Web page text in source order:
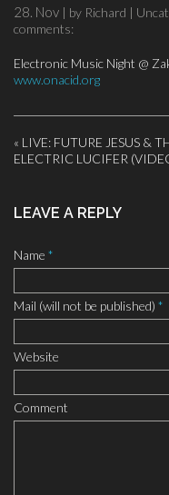
28. Nov | by Richard |
comments:
Electronic Music Night @
www.onacid.org
« LIVE: FUTURE JESUS &
ELECTRIC LUCIFER
LEAVE A REPLY
Name *
Mail (will not be published) *
Website
Comment